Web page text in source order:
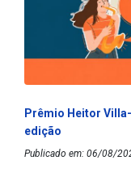
Prêmio Heitor
edição
Publicado em: 06/08/